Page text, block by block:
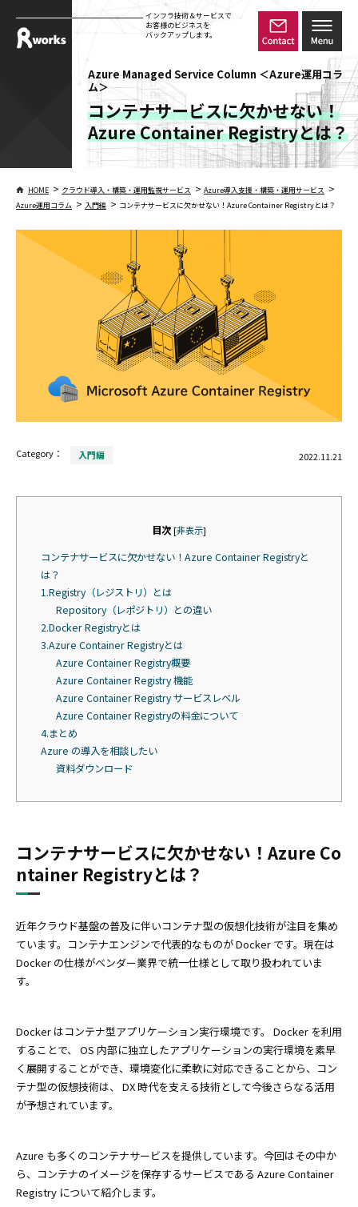
インフラ技術＆サービスで
お客様のビジネスを
バックアップします。
Azure Managed Service Column ＜Azure運用コラ
ム＞
コンテナサービスに欠かせない！
Azure Container Registryとは？
HOME > クラウド導入・構築・運用監視サービス > Azure導入支援・構築・運用サービス >
Azure運用コラム > 入門編 > コンテナサービスに欠かせない！Azure Container Registryとは？
Category： 入門編 2022.11.21
目次[非表示]
コンテナサービスに欠かせない！Azure Container Registryと
は？
1.Registry（レジストリ）とは
Repository（レポジトリ）との違い
2.Docker Registryとは
3.Azure Container Registryとは
Azure Container Registry概要
Azure Container Registry 機能
Azure Container Registry サービスレベル
Azure Container Registryの料金について
4.まとめ
Azure の導入を相談したい
資料ダウンロード
コンテナサービスに欠かせない！Azure Co
ntainer Registryとは？
近年クラウド基盤の普及に伴いコンテナ型の仮想化技術が注目を集め
ています。コンテナエンジンで代表的なものが Docker です。現在は
Docker の仕様がベンダー業界で統一仕様として取り扱われていま
す。
Docker はコンテナ型アプリケーション実行環境です。 Docker を利用
することで、 OS 内部に独立したアプリケーションの実行環境を素早
く展開することができ、環境変化に柔軟に対応できることから、コン
テナ型の仮想技術は、 DX 時代を支える技術として今後さらなる活用
が予想されています。
Azure も多くのコンテナサービスを提供しています。今回はその中か
ら、コンテナのイメージを保存するサービスである Azure Container
Registry について紹介します。